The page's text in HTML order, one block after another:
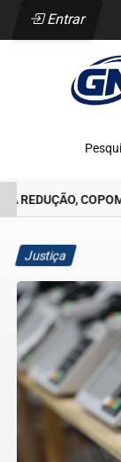
Entrar
REDUÇÃO, COPOM
Justiça